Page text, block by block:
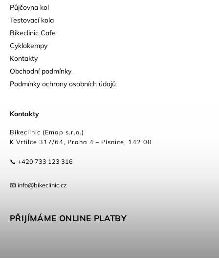
Půjčovna kol
Testovací kola
Bikeclinic Cafe
Cyklokempy
Kontakty
Obchodní podmínky
Podmínky ochrany osobních údajů
Kontakty
Bikeclinic (Emap s.r.o.)
K Vrtilce 317/64, Praha 4 – Písnice, 142 00
📞 +420 733 123 316
📧 info@bikeclinic.cz
PŘIJÍMÁME ONLINE PLATBY